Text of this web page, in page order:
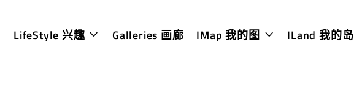
LifeStyle 兴趣 Galleries 画廊 IMap 我的图 ILand 我的岛